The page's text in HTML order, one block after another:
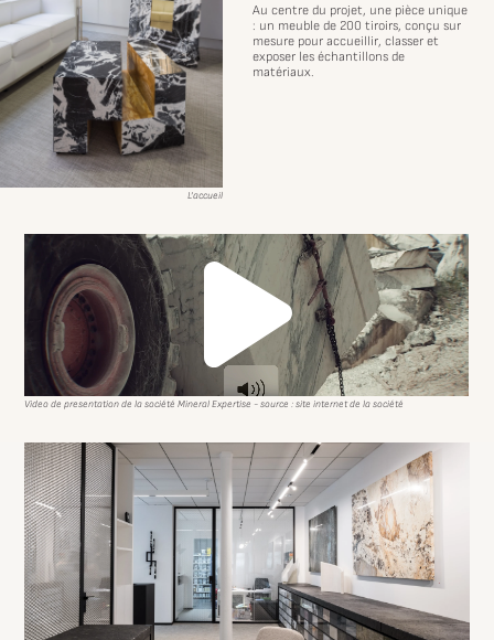
L’accueil
Au centre du projet, une pièce unique
: un meuble de 200 tiroirs, conçu sur
mesure pour accueillir, classer et
exposer les échantillons de
matériaux.
Video de presentation de la société Mineral Expertise - source : site internet de la société